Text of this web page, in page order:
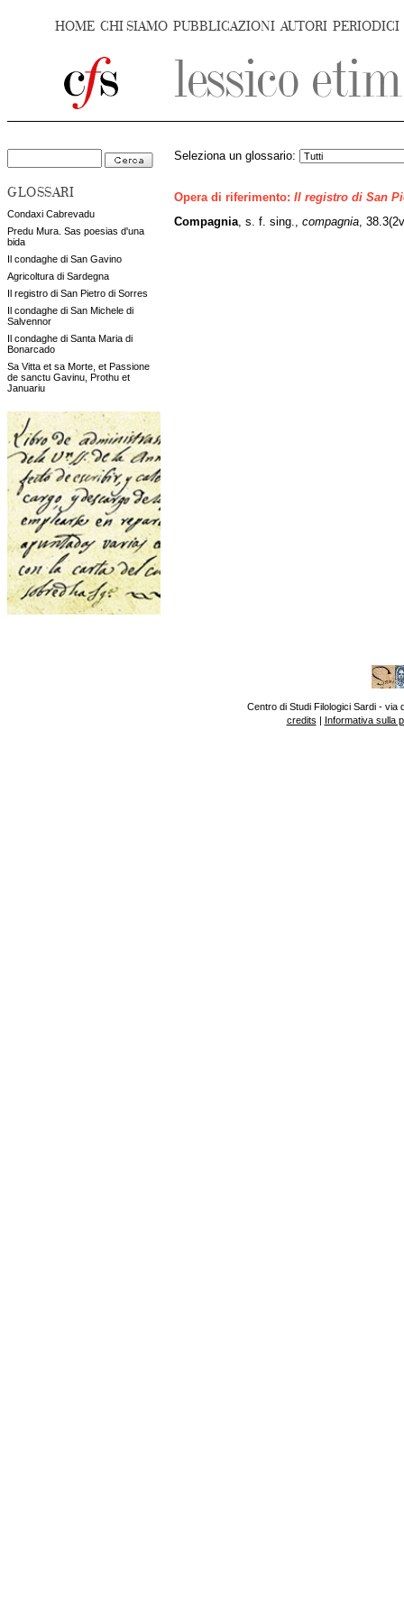
HOME CHI SIAMO PUBBLICAZIONI AUTORI PERIODICI
GLOSSARI
Condaxi Cabrevadu
Predu Mura. Sas poesias d'una
bida
Il condaghe di San Gavino
Agricoltura di Sardegna
Il registro di San Pietro di Sorres
Il condaghe di San Michele di
Salvennor
Il condaghe di Santa Maria di
Bonarcado
Sa Vitta et sa Morte, et Passione
de sanctu Gavinu, Prothu et
Januariu
Seleziona un glossario:
Opera di riferimento: Il registro di San
Compagnia , s. f. sing., compagnia ,
Centro di Studi Filologici Sardi - via
credits | Informativa sulla